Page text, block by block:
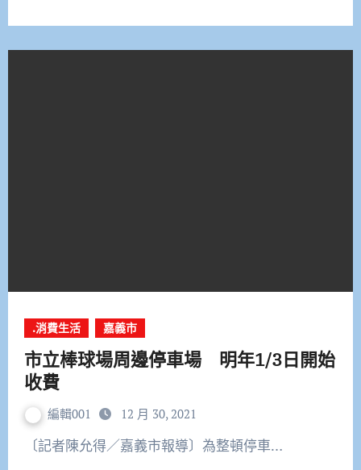
.消費生活 嘉義市
市立棒球場周邊停車場 明年1/3日開始
收費
編輯001 12 月 30, 2021
〔記者陳允得／嘉義市報導〕為整頓停車…